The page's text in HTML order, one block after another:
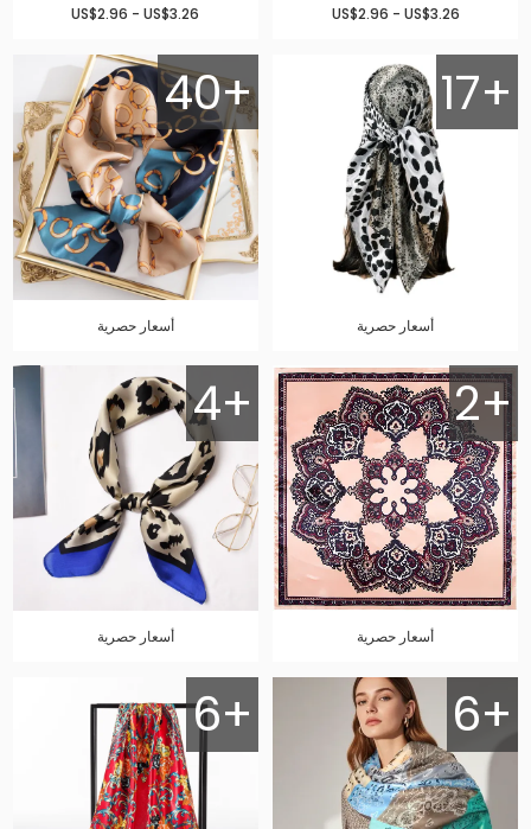
US$2.96 - US$3.26
US$2.96 - US$3.26
17+
أسعار حصرية
40+
أسعار حصرية
2+
أسعار حصرية
4+
أسعار حصرية
6+
6+